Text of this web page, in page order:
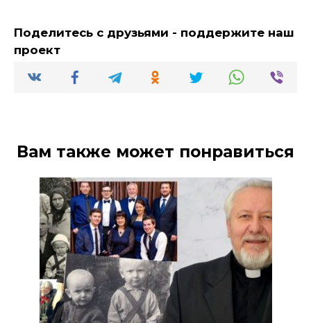
Поделитесь с друзьями - поддержите наш
проект
Вам также может понравиться